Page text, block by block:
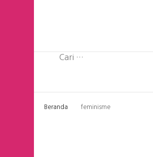
Cari
Beranda feminisme